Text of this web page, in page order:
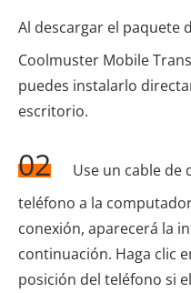
Al descargar el paquete
Coolmuster Mobile
puedes instalarlo
escritorio.
02
Use un cable de
teléfono a la
conexión, aparecerá la
continuación. Haga clic
posición del teléfono si